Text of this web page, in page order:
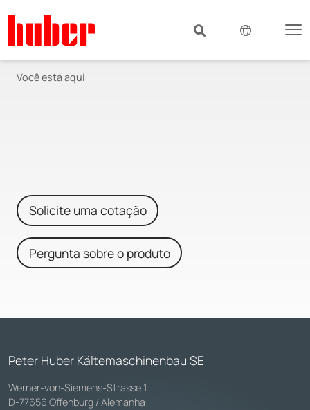
Você está aqui:
Solicite uma cotação
Pergunta sobre o produto
Peter Huber Kältemaschinenbau SE
Werner-von-Siemens-Strasse 1
D-77656 Offenburg / Alemanha